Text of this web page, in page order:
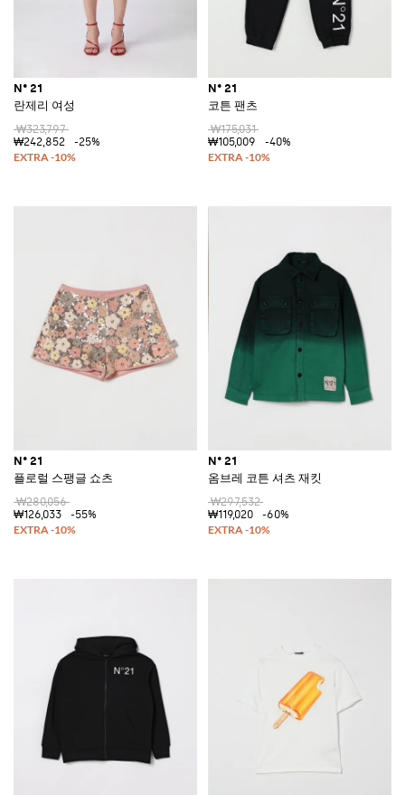
N° 21
란제리 여성
₩323,797
₩242,852
-25%
N° 21
코튼 팬츠
₩175,031
₩105,009
-40%
N° 21
플로럴 스팽글 쇼츠
₩280,056
₩126,033
-55%
N° 21
옴브레 코튼 셔츠 재킷
₩297,532
₩119,020
-60%